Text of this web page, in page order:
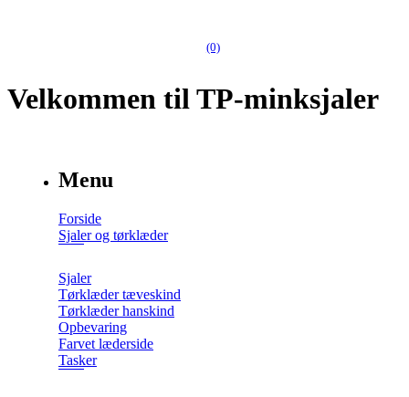
(0)
Velkommen til TP-minksjaler
Menu
Forside
Sjaler og tørklæder
Sjaler
Tørklæder tæveskind
Tørklæder hanskind
Opbevaring
Farvet læderside
Tasker